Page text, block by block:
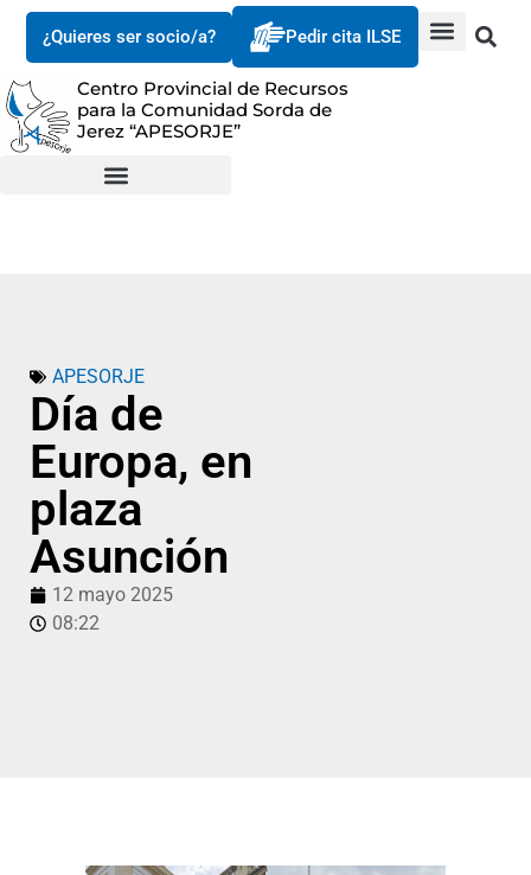
¿Quieres ser socio/a? Pedir cita ILSE
Centro Provincial de Recursos
para la Comunidad Sorda de
Jerez “APESORJE”
APESORJE
Día de
Europa, en
plaza
Asunción
12 mayo 2025
08:22